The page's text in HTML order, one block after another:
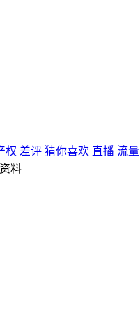
权 差评 猜你喜欢 直播 流量
料